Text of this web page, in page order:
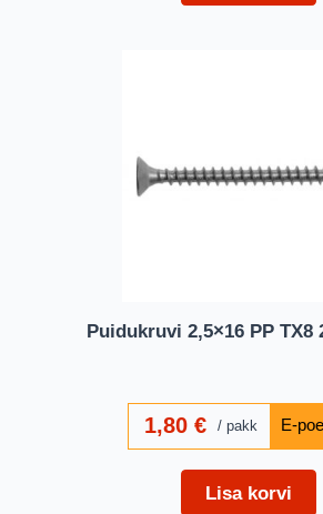
Puidukruvi 2,5×16 PP TX8
1,80 € pakk
Lisa korvi